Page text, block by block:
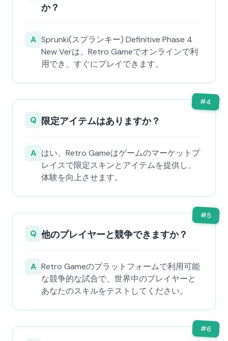
か？
A Sprunki(スプランキー) Definitive Phase 4
New Verは、Retro Gameでオンラインで利
用でき、すぐにプレイできます。
#4
Q 限定アイテムはありますか？
A はい、Retro Gameはゲームのマーケットプ
レイスで限定スキンとアイテムを提供し、
体験を向上させます。
#5
Q 他のプレイヤーと競争できますか？
A Retro Gameのプラットフォームで利用可能
な競争的な試合で、世界中のプレイヤーと
あなたのスキルをテストしてください。
#6